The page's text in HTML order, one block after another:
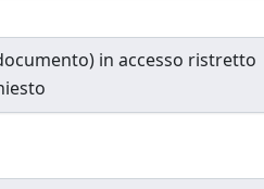
in accesso ristretto